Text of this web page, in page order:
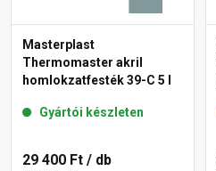
Masterplast
Thermomaster akril
homlokzatfesték 39-C 5 l
Gyártói készleten
29 400 Ft / db